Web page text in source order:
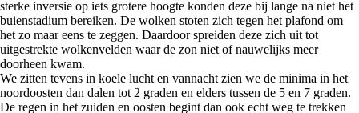
sterke inversie op iets grotere hoogte konden deze bij lange na niet het
buienstadium bereiken. De wolken stoten zich tegen het plafond om
het zo maar eens te zeggen. Daardoor spreiden deze zich uit tot
uitgestrekte wolkenvelden waar de zon niet of nauwelijks meer
doorheen kwam.
We zitten tevens in koele lucht en vannacht zien we de minima in het
noordoosten dan dalen tot 2 graden en elders tussen de 5 en 7 graden.
De regen in het zuiden en oosten begint dan ook echt weg te trekken